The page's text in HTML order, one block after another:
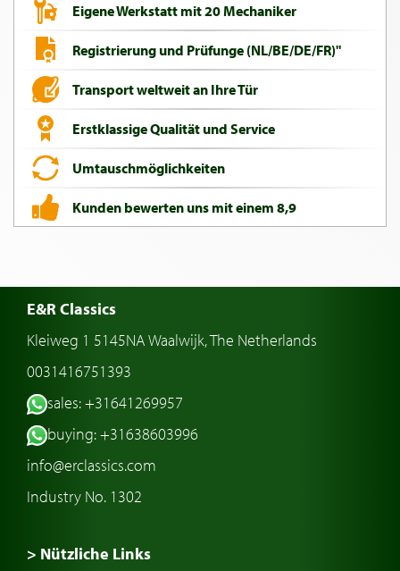
Eigene Werkstatt mit 20 Mechaniker
Registrierung und Prüfunge (NL/BE/DE/FR)"
Transport weltweit an Ihre Tür
Erstklassige Qualität und Service
Umtauschmöglichkeiten
Kunden bewerten uns mit einem 8,9
E&R Classics
Kleiweg 1 5145NA Waalwijk, The Netherlands
0031416751393
sales: +31641269957
buying: +31638603996
info@erclassics.com
Industry No. 1302
> Nützliche Links